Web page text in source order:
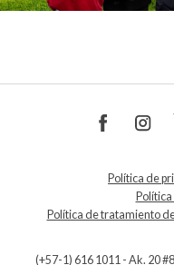
Política de
Política de tratamiento
(+57-1) 616 1011 - Ak. 20